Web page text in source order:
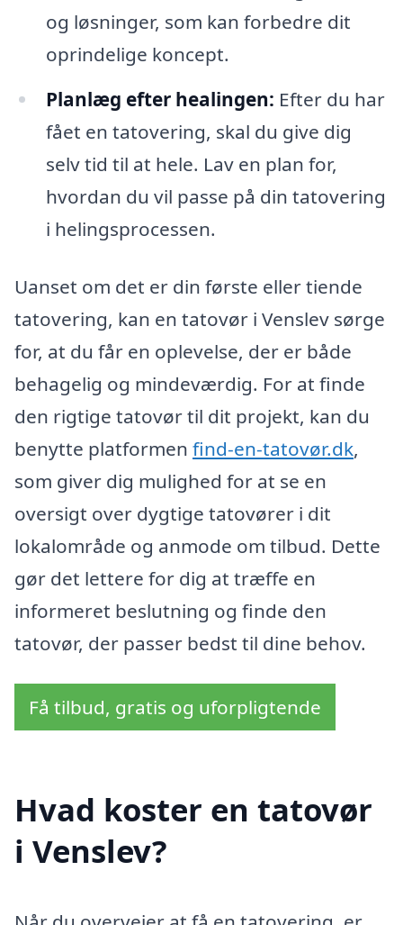
og løsninger, som kan forbedre dit
oprindelige koncept.
Planlæg efter healingen: Efter du har
fået en tatovering, skal du give dig
selv tid til at hele. Lav en plan for,
hvordan du vil passe på din tatovering
i helingsprocessen.
Uanset om det er din første eller tiende
tatovering, kan en tatovør i Venslev sørge
for, at du får en oplevelse, der er både
behagelig og mindeværdig. For at finde
den rigtige tatovør til dit projekt, kan du
benytte platformen find-en-tatovør.dk,
som giver dig mulighed for at se en
oversigt over dygtige tatovører i dit
lokalområde og anmode om tilbud. Dette
gør det lettere for dig at træffe en
informeret beslutning og finde den
tatovør, der passer bedst til dine behov.
Få tilbud, gratis og uforpligtende
Hvad koster en tatovør
i Venslev?